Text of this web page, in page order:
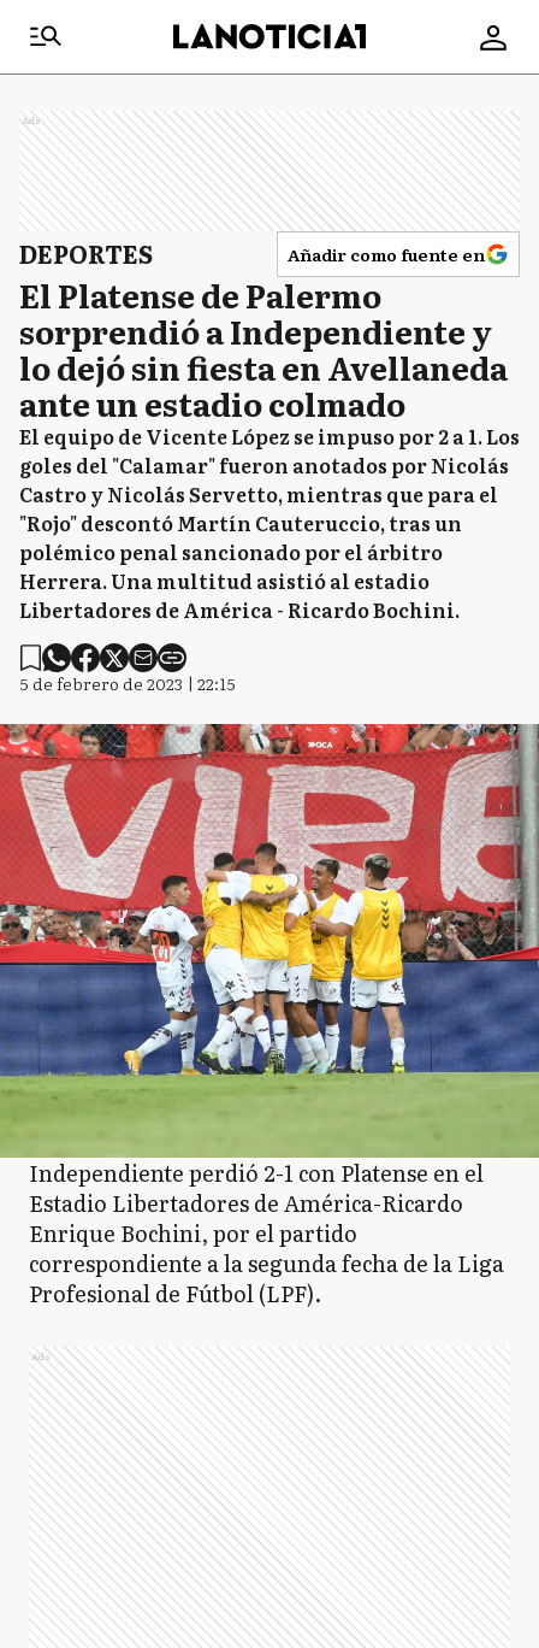
Ads
DEPORTES Añadir como fuente en
El Platense de Palermo
sorprendió a Independiente y
lo dejó sin fiesta en Avellaneda
ante un estadio colmado
El equipo de Vicente López se impuso por 2 a 1. Los
goles del "Calamar" fueron anotados por Nicolás
Castro y Nicolás Servetto, mientras que para el
"Rojo" descontó Martín Cauteruccio, tras un
polémico penal sancionado por el árbitro
Herrera. Una multitud asistió al estadio
Libertadores de América - Ricardo Bochini.
5 de febrero de 2023 | 22:15
Independiente perdió 2-1 con Platense en el
Estadio Libertadores de América-Ricardo
Enrique Bochini, por el partido
correspondiente a la segunda fecha de la Liga
Profesional de Fútbol (LPF).
Ads